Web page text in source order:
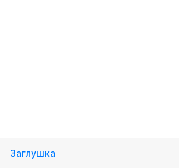
Заглушка